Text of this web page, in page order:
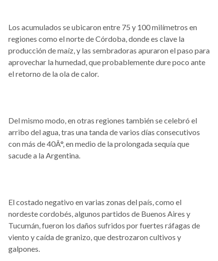
Los acumulados se ubicaron entre 75 y 100 milímetros en
regiones como el norte de Córdoba, donde es clave la
producción de maíz, y las sembradoras apuraron el paso para
aprovechar la humedad, que probablemente dure poco ante
el retorno de la ola de calor.
Del mismo modo, en otras regiones también se celebró el
arribo del agua, tras una tanda de varios días consecutivos
con más de 40Â°, en medio de la prolongada sequía que
sacude a la Argentina.
El costado negativo en varias zonas del país, como el
nordeste cordobés, algunos partidos de Buenos Aires y
Tucumán, fueron los daños sufridos por fuertes ráfagas de
viento y caída de granizo, que destrozaron cultivos y
galpones.